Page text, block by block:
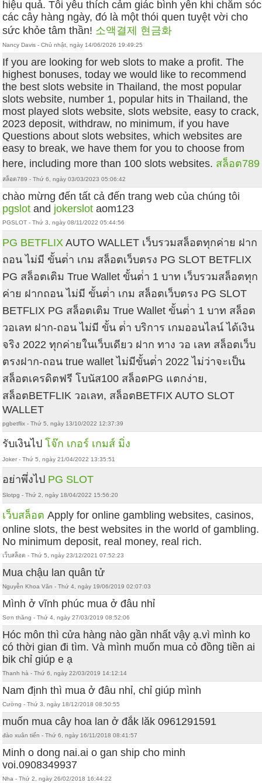
hiệu quả. Tôi yêu thích cảm giác bình yên khi chăm sóc
các cây hàng ngày, đó là một thói quen tuyệt vời cho
sức khỏe tâm thần! 소액결제 현금화
Nancy Davis - Chủ nhật, ngày 14/06/2026 19:49:25
If you are looking for web slots to make a profit. The
highest bonuses, today we would like to recommend
the best slots website in Thailand, the most popular
slots website, number 1, popular hits in Thailand, the
most played slots website, slots website, easy to crack,
2023 deposit, withdraw, no minimum, if you have
Questions about slots websites, which websites are
easy to break, we have them for you to choose from
here, including more than 100 slots websites. สล็อต789
สล็อต789 - Thứ 6, ngày 03/03/2023 05:06:42
chào mừng đến tất cả đến trang web của chúng tôi
pgslot and jokerslot aom123
PGSLOT - Thứ 3, ngày 08/11/2022 05:44:56
PG BETFLIX AUTO WALLET เว็บรวมสล็อตทุกค่าย ฝาก
ถอน ไม่มี ขั้นต่ํา เกม สล็อตเว็บตรง PG SLOT BETFLIX
PG สล็อตเติม True Wallet ขั้นต่ํา 1 บาท เว็บรวมสล็อตทุก
ค่าย ฝากถอน ไม่มี ขั้นต่ํา เกม สล็อตเว็บตรง PG SLOT
BETFLIX PG สล็อตเติม True Wallet ขั้นต่ํา 1 บาท สล็อต
วอเลท ฝาก-ถอน ไม่มี ขั้น ต่ํา บริการ เกมออนไลน์ ได้เงิน
จริง 2022 ทุกค่ายในเว็บเดียว ฝาก ทาง วอ เลท สล็อตเว็บ
ตรงฝาก-ถอน true wallet ไม่มีขั้นต่ํา 2022 ไม่ว่าจะเป็น
สล็อตเครดิตฟรี โบนัส100 สล็อตPG แตกง่าย,
สล็อตBETFLIK วอเลท, สล็อตBETFIX AUTO SLOT
WALLET
pgbetflix - Thứ 5, ngày 13/10/2022 12:37:39
รับเงินไปโจ๊ก เกอร์ เกมส์ มิ่ง
Joker - Thứ 5, ngày 21/04/2022 13:35:51
อย่าพึ่งไป PG SLOT
Slotpg - Thứ 2, ngày 18/04/2022 15:56:20
เว็บสล็อต Apply for online gambling websites, casinos,
online slots, the best websites in the world of gambling.
No minimum deposit, real money, real rich.
เว็บสล็อต - Thứ 5, ngày 23/12/2021 07:52:23
Mua chậu lan quân tử
Nguyễn Khoa Văn - Thứ 4, ngày 19/06/2019 02:07:03
Mình ở vĩnh phúc mua ở đâu nhỉ
Sơn thăng - Thứ 4, ngày 27/03/2019 08:52:06
Hóc môn thì cửa hàng nào gần nhất vậy ạ.vì mình ko
có thời gian đi tìm. Và mình muốn mua cỏ đồng tiền ai
bik chỉ giúp e ạ
Thanh hà - Thứ 6, ngày 22/03/2019 14:12:14
Nam định thì mua ở đâu nhỉ, chỉ giúp mình
Cường - Thứ 3, ngày 18/12/2018 08:50:55
muốn mua cây hoa lan ở đắk lăk 0961291591
đào xuân tiến - Thứ 6, ngày 16/11/2018 08:41:57
Minh o dong nai.ai o gan ship cho minh
voi.0908349937
Nha - Thứ 2, ngày 26/02/2018 16:44:22